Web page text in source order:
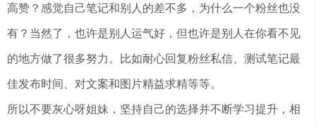
高赞？感觉自己笔记和别人的差不多，为什么一个粉丝也没
有？当然了，也许是别人运气好，但也许是别人在你看不见
的地方做了很多努力。比如耐心回复粉丝私信、测试笔记最
佳发布时间、对文案和图片精益求精等等。
所以不要灰心呀姐妹，坚持自己的选择并不断学习提升，相